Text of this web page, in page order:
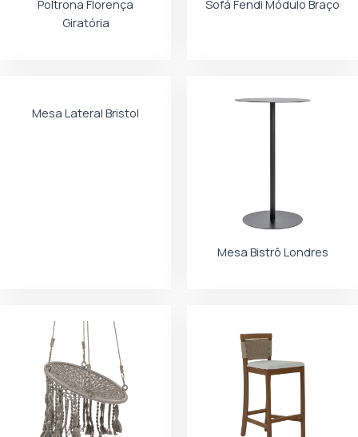
Poltrona Florença
Giratória
Sofá Fendi Módulo Braço
Mesa Lateral Bristol
Mesa Bistrô Londres